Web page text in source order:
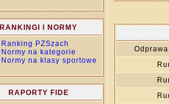
RANKINGI I NORMY
Ranking PZSzach
Normy na kategorie
Normy na klasy sportowe
RAPORTY FIDE